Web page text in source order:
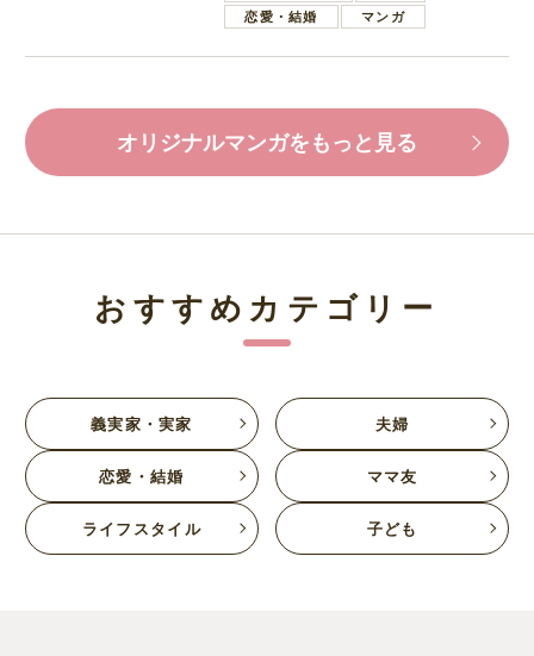
恋愛・結婚
マンガ
オリジナルマンガをもっと見る
おすすめカテゴリー
義実家・実家 夫婦
恋愛・結婚 ママ友
ライフスタイル 子ども